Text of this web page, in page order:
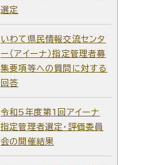
選定
いわて県民情報交流センタ
ー（アイーナ）指定管理者募
集要項等への質問に対する
回答
令和5年度第1回アイーナ
指定管理者選定・評価委員
会の開催結果